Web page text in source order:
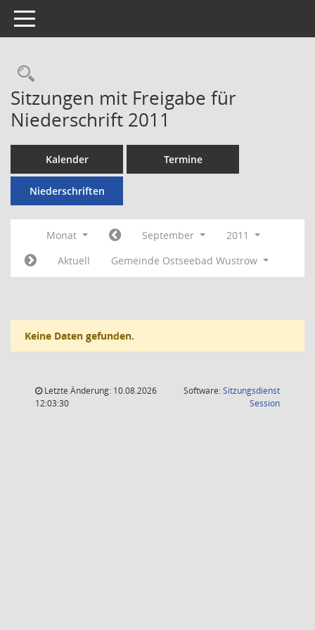
Toggle navigation
Rechercheauswahl
Sitzungen mit Freigabe für
Niederschrift 2011
Kalender Termine
Niederschriften
Monat September
2011
Aktuell
Gemeinde Ostseebad Wustrow
Keine Daten gefunden.
Letzte Änderung: 10.08.2026
12:03:30
Software:Sitzungsdienst
Session(Wird in